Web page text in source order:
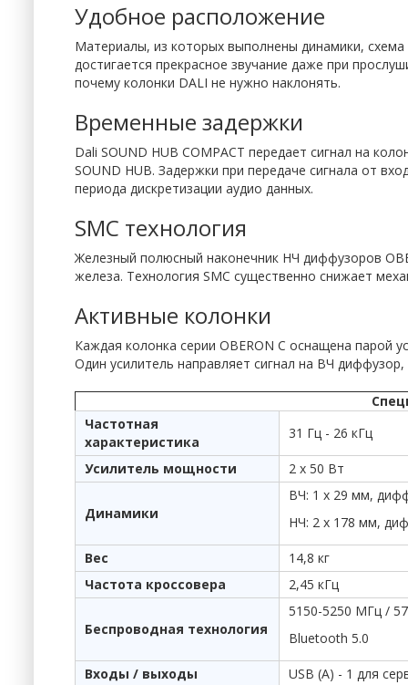
Удобное расположение
Материалы, из которых выполнены динамики, схема
достигается прекрасное звучание даже при
почему колонки DALI не нужно наклонять.
Временные задержки
Dali SOUND HUB COMPACT передает сигнал на
SOUND HUB. Задержки при передаче сигнала от
периода дискретизации аудио данных.
SMC технология
Железный полюсный наконечник НЧ диффузоров
железа. Технология SMC существенно снижает
Активные колонки
Каждая колонка серии OBERON C оснащена парой
Один усилитель направляет сигнал на ВЧ
Частотная
характеристика
31 Гц - 26 кГц
Усилитель мощности 2 х 50 Вт
Динамики
ВЧ: 1 х 29 мм,
НЧ: 2 х 178 мм,
Вес
14,8 кг
Частота кроссовера
2,45 кГц
Беспроводная технология
5150-5250 МГц /
Bluetooth 5.0
Входы / выходы USB (A) - 1 для